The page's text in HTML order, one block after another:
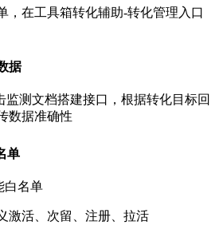
，在工具箱转化辅助-转化管理入口
据
监测文档搭建接口，根据转化目标回
数据准确性
单
白名单
激活、次留、注册、拉活